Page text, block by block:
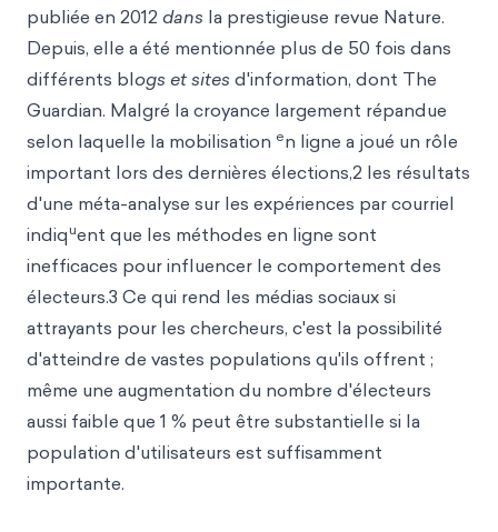
publiée en 2012 dans la prestigieuse revue Nature.
Depuis, elle a été mentionnée plus de 50 fois dans
différents blogs et sites d'information, dont The
Guardian. Malgré la croyance largement répandue
selon laquelle la mobilisation en ligne a joué un rôle
important lors des dernières élections,2 les résultats
d'une méta-analyse sur les expériences par courriel
indiquent que les méthodes en ligne sont
inefficaces pour influencer le comportement des
électeurs.3 Ce qui rend les médias sociaux si
attrayants pour les chercheurs, c'est la possibilité
d'atteindre de vastes populations qu'ils offrent ;
même une augmentation du nombre d'électeurs
aussi faible que 1 % peut être substantielle si la
population d'utilisateurs est suffisamment
importante.